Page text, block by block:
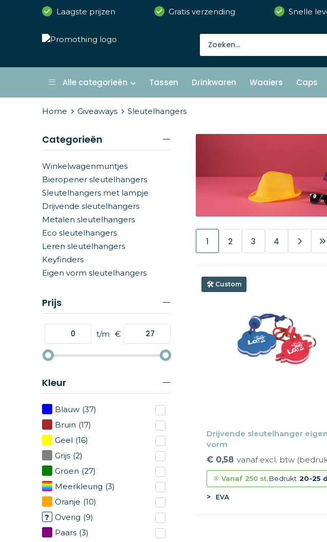
Laagste prijzen Gratis verzending Snelle
Alle categorieën Tassen Drinkwaren Waaiers Caps
Home Giveaways Sleutelhangers
Categorieën
Winkelwagenmuntjes
Bieropener sleutelhangers
Sleutelhangers met lampje
Drijvende sleutelhangers
Metalen sleutelhangers
Eco sleutelhangers
Leren sleutelhangers
Keyfinders
Eigen vorm sleutelhangers
Prijs
t/m €
Kleur
Blauw (37)
Bruin (17)
Geel (16)
Grijs (2)
Groen (27)
Meerkleurig (3)
Oranje (10)
Overig (9)
Paars (3)
1 2 3 4
Custom
Drijvende sleutelhanger eigen
vorm
€ 0,58 vanaf excl. btw
Vanaf 250 st. Bedrukt 20-25 d
EVA